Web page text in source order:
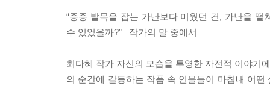
“종종 발목을 잡는 가난보다 미웠던 건, 가난을
수 있었을까?” _작가의 말 중에서
최다혜 작가 자신의 모습을 투영한 자전적 이야기
의 순간에 갈등하는 작품 속 인물들이 마침내 어